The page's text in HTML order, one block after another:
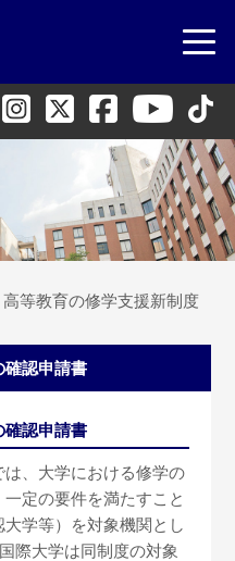
高等教育の修学支援新制度
確認申請書
確認申請書
、大学における修学の
定の要件を満たすこと
学等）を対象機関とし
際大学は同制度の対象